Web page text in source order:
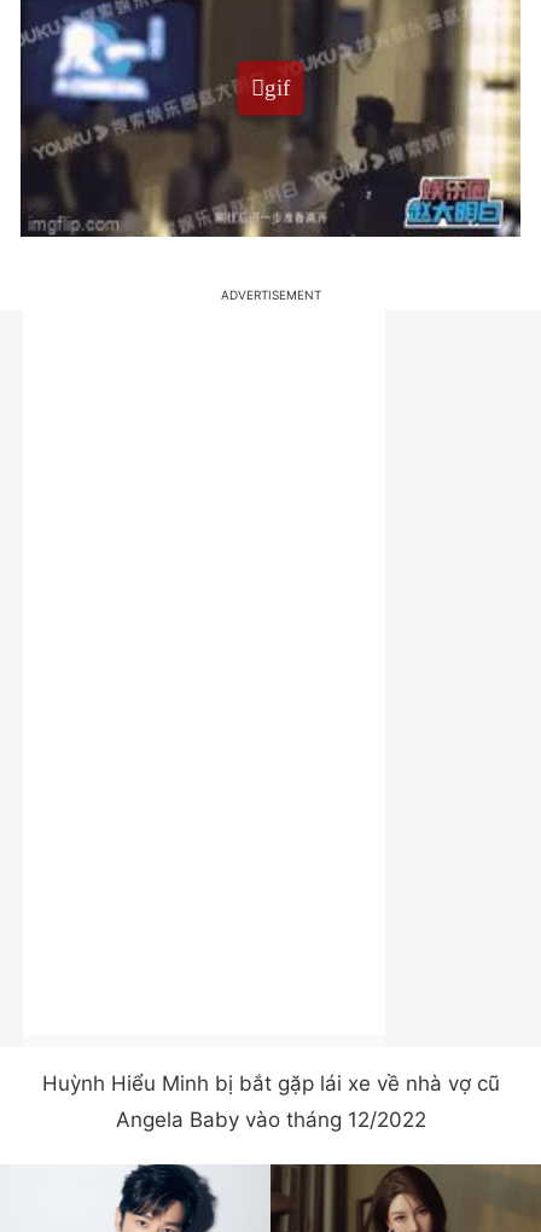
Huỳnh Hiểu Minh bị bắt gặp lái xe về nhà vợ cũ
Angela Baby vào tháng 12/2022